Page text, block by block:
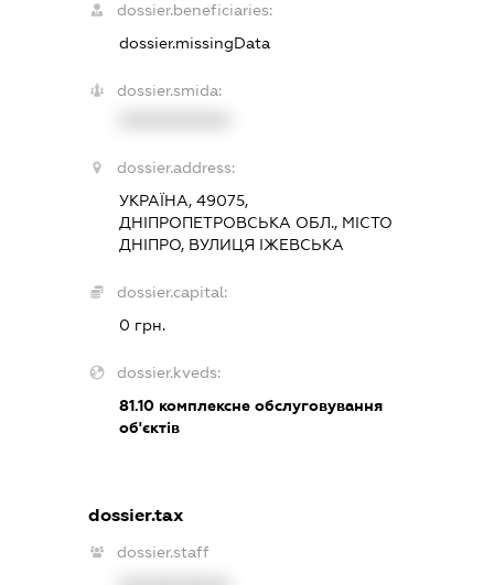
dossier.beneficiaries:
dossier.missingData
dossier.smida:
dossier.address:
УКРАЇНА, 49075,
ДНІПРОПЕТРОВСЬКА ОБЛ., МІСТО
ДНІПРО, ВУЛИЦЯ ІЖЕВСЬКА
dossier.capital:
0 грн.
dossier.kveds:
81.10комплексне обслуговування
об'єктів
dossier.tax
dossier.staff